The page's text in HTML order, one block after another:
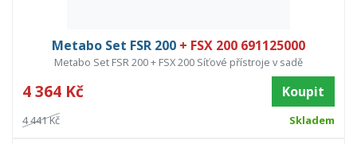
Metabo Set FSR 200 + FSX 200 691125000
Metabo Set FSR 200 + FSX 200 Síťové přístroje v sadě
4 364 Kč Koupit
4 441 Kč Skladem